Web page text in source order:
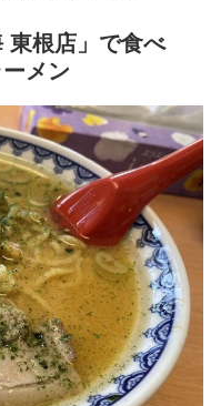
東根店」で食べ
メン